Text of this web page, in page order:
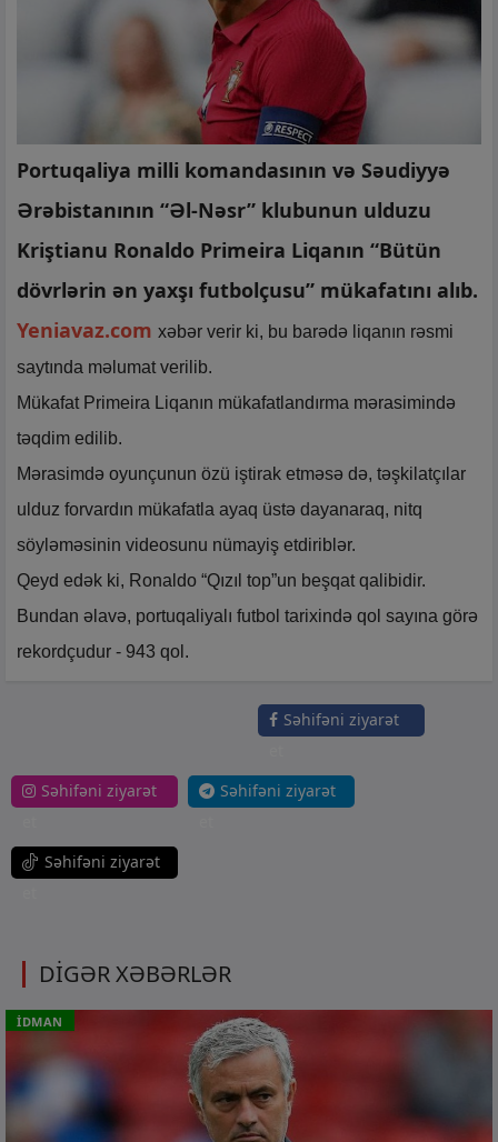
Portuqaliya milli komandasının və Səudiyyə
Ərəbistanının “Əl-Nəsr” klubunun ulduzu
Kriştianu Ronaldo Primeira Liqanın “Bütün
dövrlərin ən yaxşı futbolçusu” mükafatını alıb.
Yeniavaz.com xəbər verir ki, bu barədə liqanın rəsmi
saytında məlumat verilib.
Mükafat Primeira Liqanın mükafatlandırma mərasimində
təqdim edilib.
Mərasimdə oyunçunun özü iştirak etməsə də, təşkilatçılar
ulduz forvardın mükafatla ayaq üstə dayanaraq, nitq
söyləməsinin videosunu nümayiş etdiriblər.
Qeyd edək ki, Ronaldo “Qızıl top”un beşqat qalibidir.
Bundan əlavə, portuqaliyalı futbol tarixində qol sayına görə
rekordçudur - 943 qol.
Səhifəni ziyarət
Səhifəni ziyarət
Səhifəni ziyarət
Səhifəni ziyarət
DİGƏR XƏBƏRLƏR
İDMAN